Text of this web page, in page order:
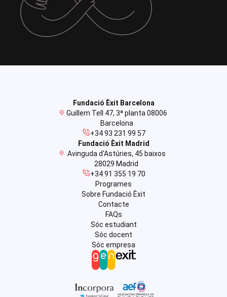
Fundació Èxit Barcelona
Guillem Tell 47, 3ª planta 08006
Barcelona
+34 93 231 99 57
Fundació Èxit Madrid
Avinguda d'Astúries, 45 baixos
28029 Madrid
+34 91 355 19 70
Programes
Sobre Fundació Èxit
Contacte
FAQs
Sóc estudiant
Sóc docent
Sóc empresa